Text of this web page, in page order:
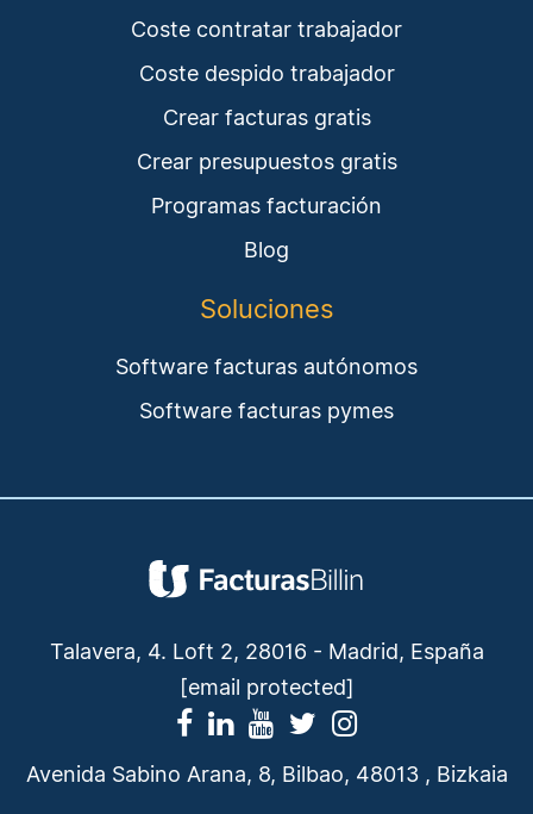
Coste contratar trabajador
Coste despido trabajador
Crear facturas gratis
Crear presupuestos gratis
Programas facturación
Blog
Soluciones
Software facturas autónomos
Software facturas pymes
Talavera, 4. Loft 2, 28016 - Madrid, España
[email protected]
Avenida Sabino Arana, 8, Bilbao, 48013 , Bizkaia